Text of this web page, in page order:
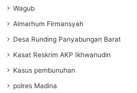
Wagub
Almarhum Firmansyah
Desa Runding Panyabungan Barat
Kasat Reskrim AKP Ikhwanudin
Kasus pembunuhan
polres Madina